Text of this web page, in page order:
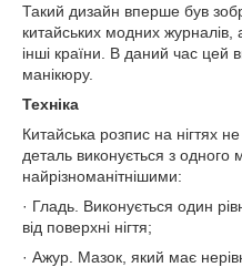
Такий дизайн вперше був
китайських модних
інші країни. В даний час цей
манікюру.
Техніка
Китайська розпис на нігтях
деталь виконується з одного
найрізноманітнішими:
· Гладь. Виконується один
від поверхні нігтя;
· Ажур. Мазок, який має